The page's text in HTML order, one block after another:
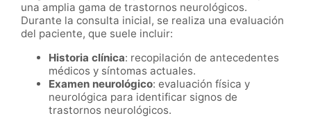
una amplia gama de trastornos neurológicos.
Durante la consulta inicial, se realiza una evaluación
del paciente, que suele incluir:
Historia clínica: recopilación de antecedentes
médicos y síntomas actuales.
Examen neurológico: evaluación física y
neurológica para identificar signos de
trastornos neurológicos.